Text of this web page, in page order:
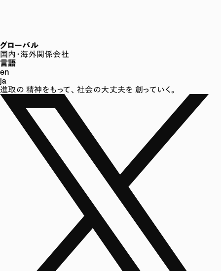
グローバル
国内・海外関係会社
言語
en
ja
進取の 精神をもって、 社会の大丈夫を 創っていく。